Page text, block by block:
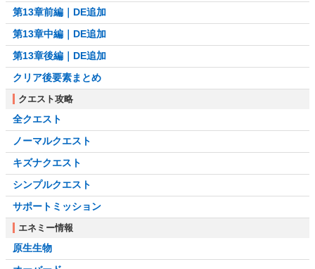
第13章前編｜DE追加
第13章中編｜DE追加
第13章後編｜DE追加
クリア後要素まとめ
クエスト攻略
全クエスト
ノーマルクエスト
キズナクエスト
シンプルクエスト
サポートミッション
エネミー情報
原生生物